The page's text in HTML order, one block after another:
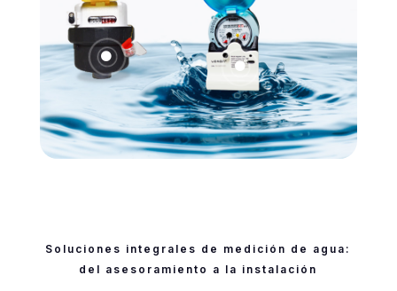


Soluciones integrales de medición de agua:
del asesoramiento a la instalación